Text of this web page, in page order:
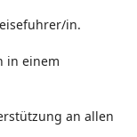
in.
in einem
an allen